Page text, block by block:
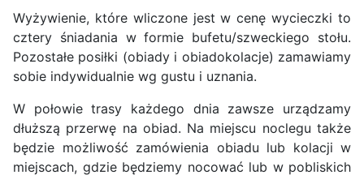
Wyżywienie, które wliczone jest w cenę wycieczki to
cztery śniadania w formie bufetu/szweckiego stołu.
Pozostałe posiłki (obiady i obiadokolacje) zamawiamy
sobie indywidualnie wg gustu i uznania.
W połowie trasy każdego dnia zawsze urządzamy
dłuższą przerwę na obiad. Na miejscu noclegu także
będzie możliwość zamówienia obiadu lub kolacji w
miejscach, gdzie będziemy nocować lub w pobliskich